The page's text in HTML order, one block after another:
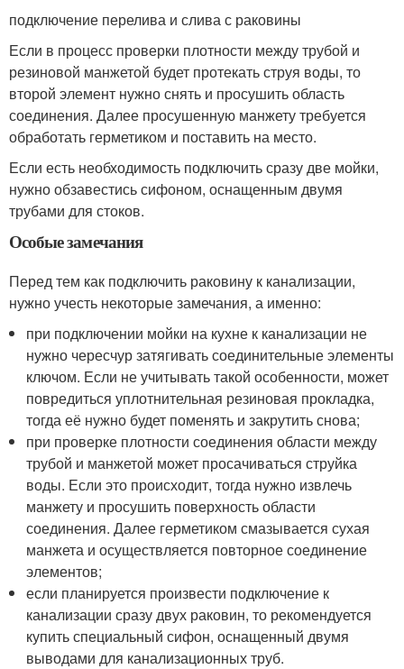
подключение перелива и слива с раковины
Если в процесс проверки плотности между трубой и
резиновой манжетой будет протекать струя воды, то
второй элемент нужно снять и просушить область
соединения. Далее просушенную манжету требуется
обработать герметиком и поставить на место.
Если есть необходимость подключить сразу две мойки,
нужно обзавестись сифоном, оснащенным двумя
трубами для стоков.
Особые замечания
Перед тем как подключить раковину к канализации,
нужно учесть некоторые замечания, а именно:
при подключении мойки на кухне к канализации не
нужно чересчур затягивать соединительные элементы
ключом. Если не учитывать такой особенности, может
повредиться уплотнительная резиновая прокладка,
тогда её нужно будет поменять и закрутить снова;
при проверке плотности соединения области между
трубой и манжетой может просачиваться струйка
воды. Если это происходит, тогда нужно извлечь
манжету и просушить поверхность области
соединения. Далее герметиком смазывается сухая
манжета и осуществляется повторное соединение
элементов;
если планируется произвести подключение к
канализации сразу двух раковин, то рекомендуется
купить специальный сифон, оснащенный двумя
выводами для канализационных труб.